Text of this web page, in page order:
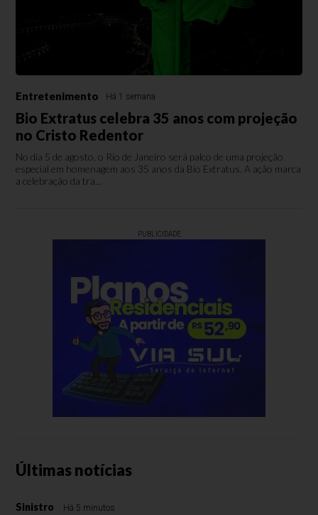
Entretenimento Há 1 semana
Bio Extratus celebra 35 anos com projeção
no Cristo Redentor
No dia 5 de agosto, o Rio de Janeiro será palco de uma projeção
especial em homenagem aos 35 anos da Bio Extratus. A ação marca
a celebração da tra...
PUBLICIDADE
Últimas notícias
Sinistro Há 5 minutos